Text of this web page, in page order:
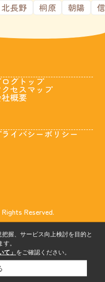
北長野 桐原 朝陽
グトップ
クセスマップ
概要
イバシーポリシー
Reserved.
握、サービス向上検討を目的と
。
て」 をご確認ください。